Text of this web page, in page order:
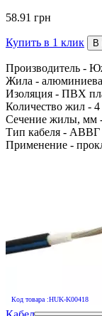
58.91 грн
Купить в 1 клик В
Производитель -
Жила -
Изоляция - ПВХ
Количество жил - 4
Сечение жилы, мм
Тип кабеля - АВВГ
Применение -
Код товара :HUK-K00418